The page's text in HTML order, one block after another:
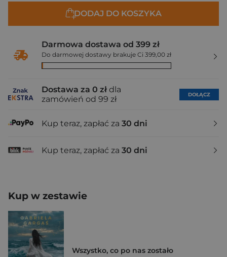
DODAJ DO KOSZYKA
Darmowa dostawa od 399 zł
Do darmowej dostawy brakuje Ci 399,00 zł
Dostawa za 0 zł dla
zamówień od 99 zł
DOŁĄCZ
Kup teraz, zapłać za 30 dni
Kup teraz, zapłać za 30 dni
Kup w zestawie
Wszystko, co po nas zostało